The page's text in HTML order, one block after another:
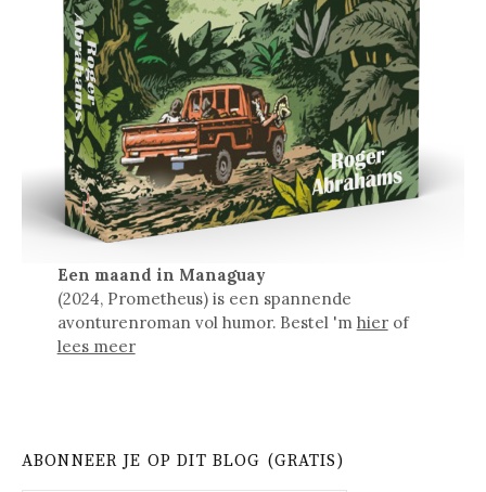
Een maand in Managuay
(2024, Prometheus) is een spannende
avonturenroman vol humor. Bestel 'm hierof
lees meer
ABONNEER JE OP DIT BLOG (GRATIS)